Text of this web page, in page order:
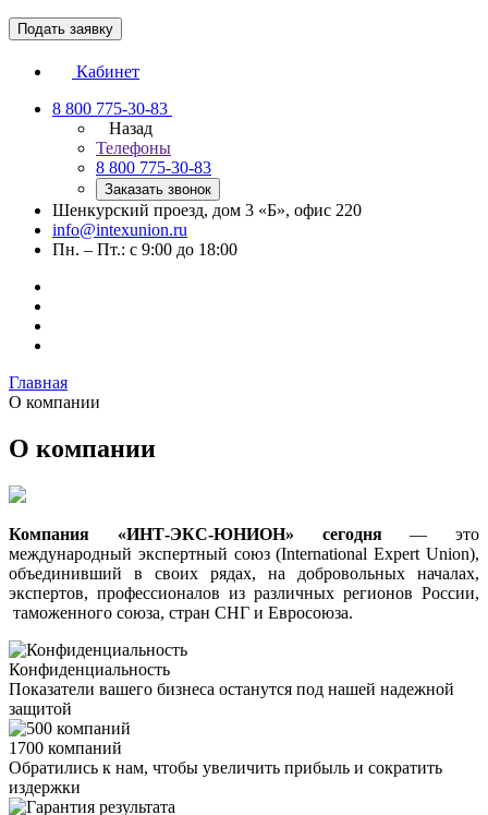
Подать заявку
Кабинет
8 800 775-30-83
Назад
Телефоны
8 800 775-30-83
Заказать звонок
Шенкурский проезд, дом 3 «Б», офис 220
info@intexunion.ru
Пн. – Пт.: с 9:00 до 18:00
Главная
О компании
О компании
Компания «ИНТ-ЭКС-ЮНИОН» сегодня— это
международный экспертный союз (International Expert Union),
объединивший в своих рядах, на добровольных началах,
экспертов, профессионалов из различных регионов России,
таможенного союза, стран СНГ и Евросоюза.
Конфиденциальность
Показатели вашего бизнеса останутся под нашей надежной
защитой
1700 компаний
Обратились к нам, чтобы увеличить прибыль и сократить
издержки